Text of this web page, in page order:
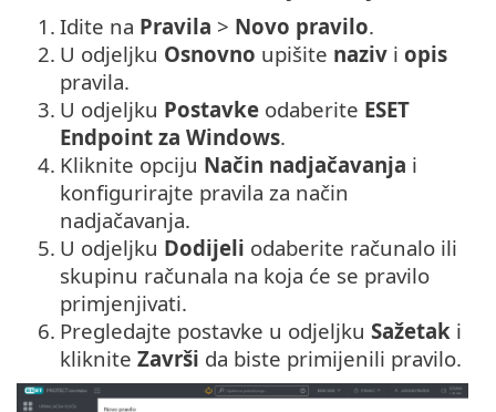
1. Idite na Pravila > Novo pravilo.
2. U odjeljku Osnovno upišite naziv i opis
pravila.
3. U odjeljku Postavke odaberite ESET
Endpoint za Windows.
4. Kliknite opciju Način nadjačavanja i
konfigurirajte pravila za način
nadjačavanja.
5. U odjeljku Dodijeli odaberite računalo ili
skupinu računala na koja će se pravilo
primjenjivati.
6. Pregledajte postavke u odjeljku Sažetak i
kliknite Završi da biste primijenili pravilo.